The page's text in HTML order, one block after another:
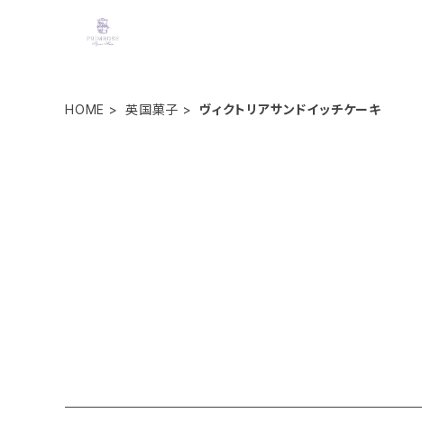
HOME 英国菓子 ヴィクトリアサンドイッチケーキ